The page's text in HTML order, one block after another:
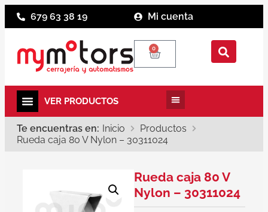
679 63 38 19 Mi cuenta
0
Te encuentras en: Inicio
Productos
Rueda caja 80 V Nylon – 30311024
Rueda caja 80 V
Nylon – 30311024